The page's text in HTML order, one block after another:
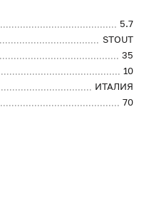
5.7
STOUT
35
10
ИТАЛИЯ
70